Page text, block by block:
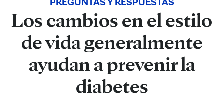
Los cambios en el estilo
de vida generalmente
ayudan a prevenir la
diabetes